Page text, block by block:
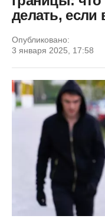
делать, если
Опубликовано:
3 января 2025, 17:58